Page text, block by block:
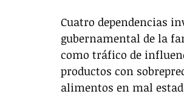
Cuatro dependencias
gubernamental de la
como tráfico de
productos con
alimentos en mal